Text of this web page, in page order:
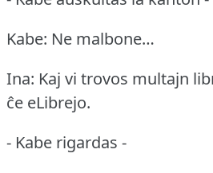
Kabe: Ne malbone…
Ina: Kaj vi trovos multajn
ĉe eLibrejo.
- Kabe rigardas -